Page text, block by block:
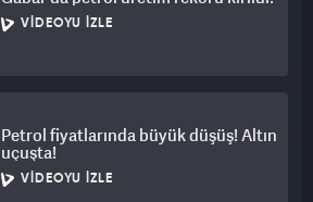
VIDEOYU İZLE
Petrol fiyatlarında büyük düşüş! Altın
uçuşta!
VIDEOYU İZLE